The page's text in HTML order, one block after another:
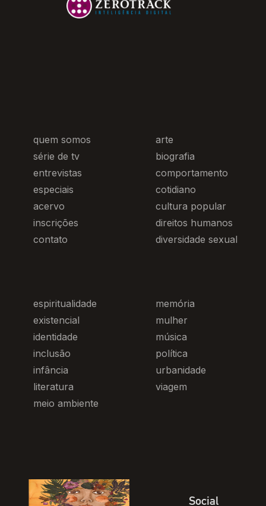
quem somos
série de tv
entrevistas
especiais
acervo
inscrições
contato
arte
biografia
comportamento
cotidiano
cultura popular
direitos humanos
diversidade sexual
espiritualidade
existencial
identidade
inclusão
infância
literatura
meio ambiente
memória
mulher
música
política
urbanidade
viagem
Social